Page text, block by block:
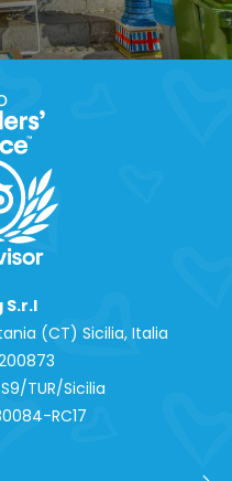
S.r.l
(CT) Sicilia, Italia
TUR/Sicilia
RC17